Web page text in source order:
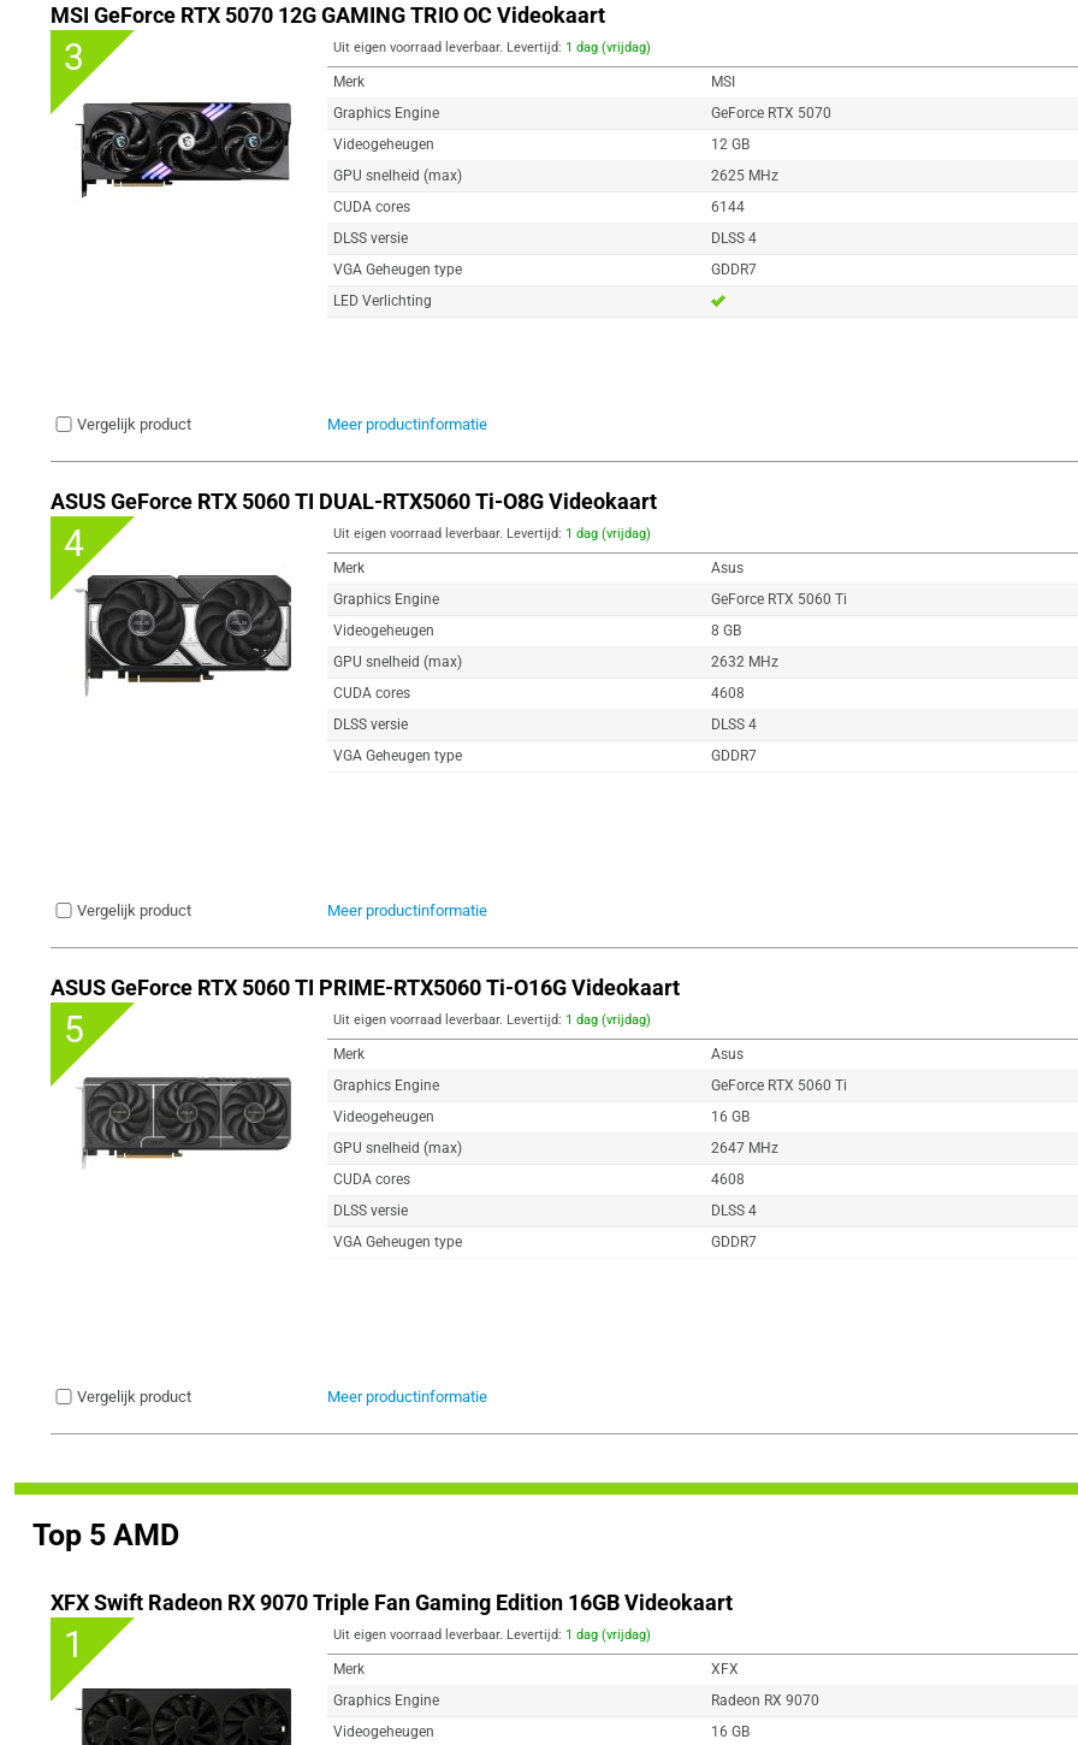
MSI GeForce RTX 5070 12G GAMING TRIO OC Videokaart
3 Uit eigen voorraad leverbaar. Levertijd: 1 dag (vrijdag)
Merk
MSI
Graphics Engine
GeForce RTX 5070
Videogeheugen
12 GB
GPU snelheid (max)
2625 MHz
CUDA cores
6144
DLSS versie
DLSS 4
VGA Geheugen type
GDDR7
LED Verlichting
Vergelijk product Meer productinformatie
ASUS GeForce RTX 5060 TI DUAL-RTX5060 Ti-O8G Videokaart
4 Uit eigen voorraad leverbaar. Levertijd: 1 dag (vrijdag)
Merk
Asus
Graphics Engine
GeForce RTX 5060 Ti
Videogeheugen
8 GB
GPU snelheid (max)
2632 MHz
CUDA cores
4608
DLSS versie
DLSS 4
VGA Geheugen type
GDDR7
Vergelijk product Meer productinformatie
ASUS GeForce RTX 5060 TI PRIME-RTX5060 Ti-O16G Videokaart
5 Uit eigen voorraad leverbaar. Levertijd: 1 dag (vrijdag)
Merk
Asus
Graphics Engine
GeForce RTX 5060 Ti
Videogeheugen
16 GB
GPU snelheid (max)
2647 MHz
CUDA cores
4608
DLSS versie
DLSS 4
VGA Geheugen type
GDDR7
Vergelijk product Meer productinformatie
Top 5 AMD
XFX Swift Radeon RX 9070 Triple Fan Gaming Edition 16GB Videokaart
1 Uit eigen voorraad leverbaar. Levertijd: 1 dag (vrijdag)
Merk
XFX
Graphics Engine
Radeon RX 9070
Videogeheugen
16 GB